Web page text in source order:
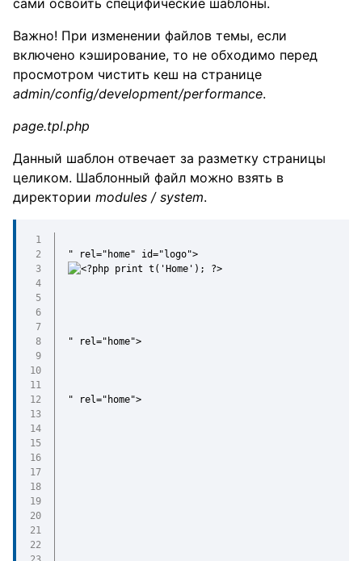
Важно! При изменении файлов темы, если
включено кэширование, то не обходимо перед
просмотром чистить кеш на странице
admin/config/development/performance.
page.tpl.php
Данный шаблон отвечает за разметку страницы
целиком. Шаблонный файл можно взять в
директории modules / system.
" rel="home" id="logo">
" rel="home">
" rel="home">